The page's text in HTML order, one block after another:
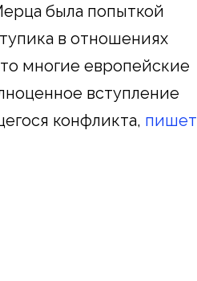
была попыткой
в отношениях
многие европейские
вступление
конфликта, пишет